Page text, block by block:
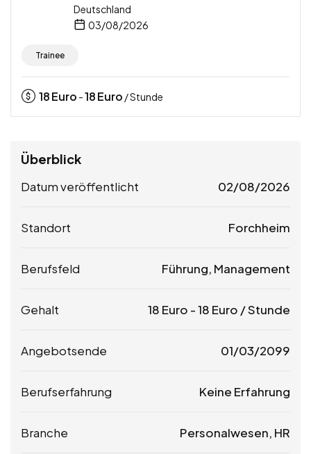
Deutschland
03/08/2026
Trainee
18Euro -18Euro / Stunde
Überblick
Datum veröffentlicht 02/08/2026
Standort Forchheim
Berufsfeld Führung, Management
Gehalt 18 Euro -18 Euro / Stunde
Angebotsende 01/03/2099
Berufserfahrung Keine Erfahrung
Branche Personalwesen, HR